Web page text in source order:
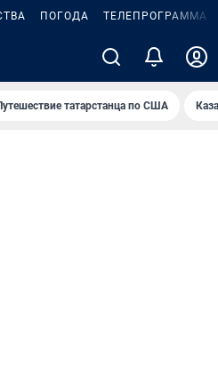
ПОГОДА ТЕЛЕПРОГРАММА
татарстанца по США